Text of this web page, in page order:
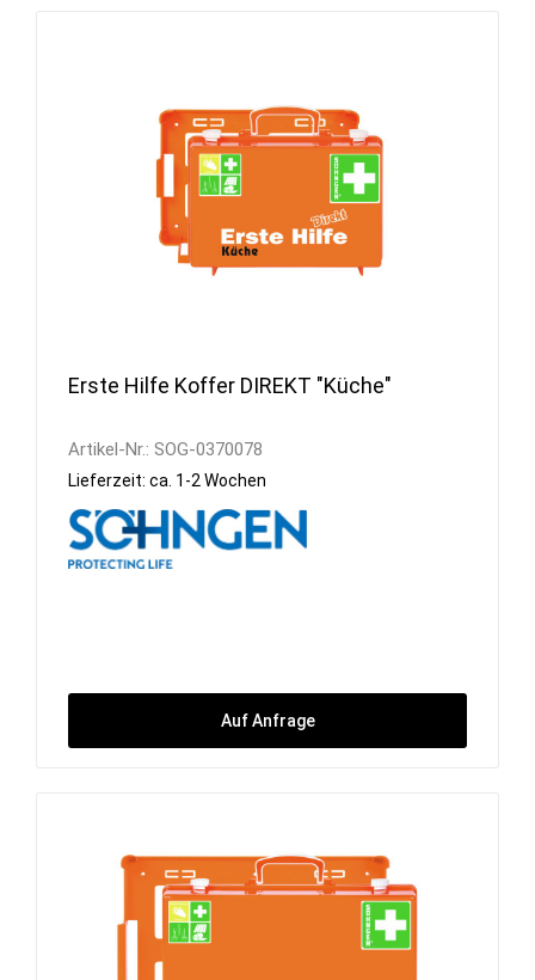
Erste Hilfe Koffer DIREKT "Küche"
Artikel-Nr.: SOG-0370078
Lieferzeit: ca. 1-2 Wochen
Auf Anfrage